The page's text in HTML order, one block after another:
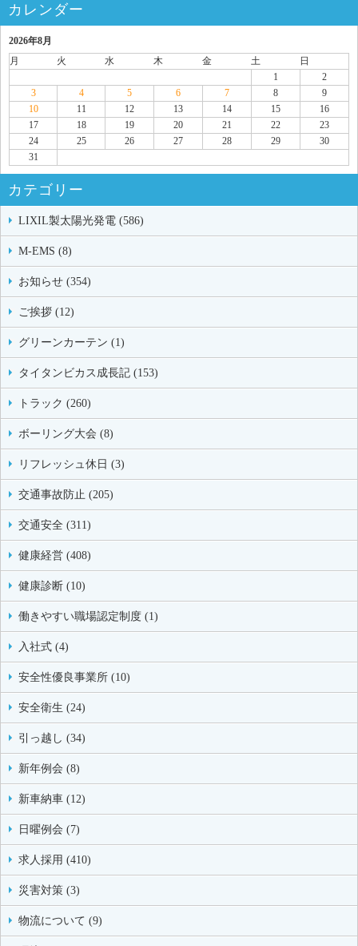
カレンダー
2026年8月
月
火 水 木 金 土
日
1
2
3
4 5 6 7 8
9
10
11 12 13 14 15
16
17
18 19 20 21 22
23
24
25 26 27 28 29
30
31
カテゴリー
LIXIL製太陽光発電 (586)
M-EMS (8)
お知らせ (354)
ご挨拶 (12)
グリーンカーテン (1)
タイタンビカス成長記 (153)
トラック (260)
ボーリング大会 (8)
リフレッシュ休日 (3)
交通事故防止 (205)
交通安全 (311)
健康経営 (408)
健康診断 (10)
働きやすい職場認定制度 (1)
入社式 (4)
安全性優良事業所 (10)
安全衛生 (24)
引っ越し (34)
新年例会 (8)
新車納車 (12)
日曜例会 (7)
求人採用 (410)
災害対策 (3)
物流について (9)